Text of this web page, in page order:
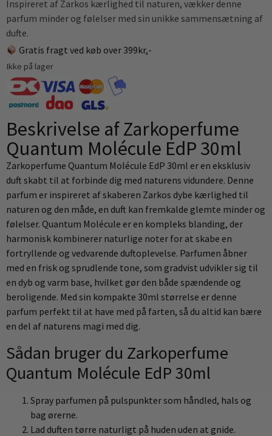
Inspireret af Zarkos kærlighed til naturen, vækker denne
parfum minder og følelser med sin unikke sammensætning af
dufte.
Gratis fragt ved køb over 399kr,-
Ikke på lager
Beskrivelse af Zarkoperfume
Quantum Molécule EdP 30ml
Zarkoperfume Quantum Molécule EdP 30ml er en eksklusiv
duft skabt til at forbinde dig med naturens vidundere. Denne
parfum er inspireret af skaberen Zarkos dybe kærlighed til
naturen og den måde, en duft kan fremkalde glemte minder og
følelser. Quantum Molécule er en kompleks blanding, der
harmonisk kombinerer naturlige noter for at skabe en
fortryllende og vedvarende duftoplevelse. Parfumen åbner
med en frisk og sprudlende tone, som gradvist udvikler sig til
en dyb og varm base, hvilket gør den både spændende og
beroligende. Med sin kompakte 30ml størrelse er denne
parfum perfekt til at have med på farten, så du altid kan bære
en del af naturens magi med dig.
Sådan bruger du Zarkoperfume
Quantum Molécule EdP 30ml
Spray parfumen på pulspunkter som håndled, hals og
bag ørerne.
Lad duften tørre naturligt på huden uden at gnide.